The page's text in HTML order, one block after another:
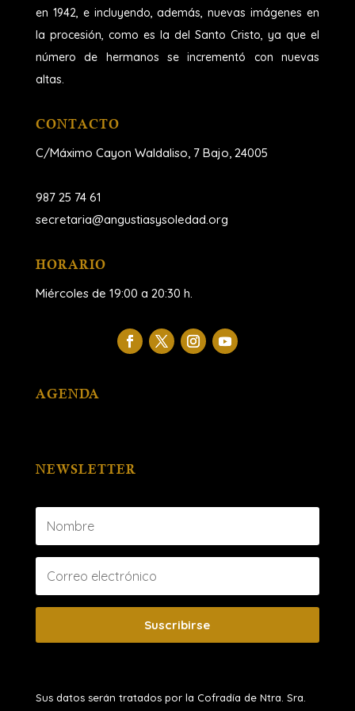
en 1942, e incluyendo, además, nuevas imágenes en
la procesión, como es la del Santo Cristo, ya que el
número de hermanos se incrementó con nuevas
altas.
CONTACTO
C/Máximo Cayon Waldaliso, 7 Bajo, 24005
987 25 74 61
secretaria@angustiasysoledad.org
HORARIO
Miércoles de 19:00 a 20:30 h.
AGENDA
NEWSLETTER
Suscribirse
Sus datos serán tratados por la Cofradía de Ntra. Sra.